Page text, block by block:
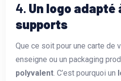
4. Un logo adapté
supports
Que ce soit pour une carte de
enseigne ou un packaging
polyvalent. C’est pourquoi un